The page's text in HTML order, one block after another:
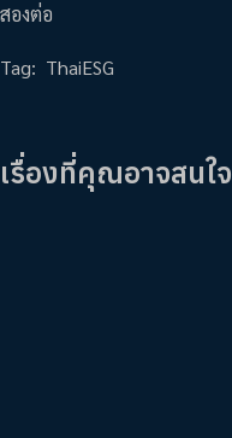
สองต่อ
Tag: ThaiESG
เรื่องที่คุณอาจสนใจ